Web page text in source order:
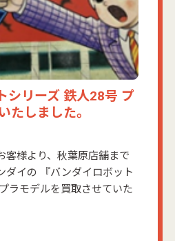
シリーズ 鉄人28号 プ
たしました。
客様より、秋葉原店舗まで
ダイの 『バンダイロボット
ラモデルを買取させていた